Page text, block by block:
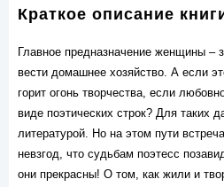
Краткое описание
Главное предназначение женщины –
вести домашнее хозяйство. А если
горит огонь творчества, если
виде поэтических строк? Для таких
литературой. Но на этом пути
невзгод, что судьбам поэтесс
они прекрасны! О том, как жили и